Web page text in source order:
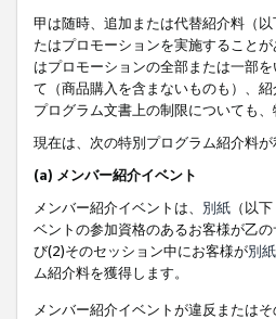
甲は随時、追加または代替紹介料（以
たはプロモーションを実施すること
はプロモーションの全部または一部
て（商品購入を含まないものも）、
プログラム文書上の制限についても
現在は、次の特別プログラム紹介料が
(a) メンバー紹介イベント
メンバー紹介イベントは、 別紙 （以
ベントの参加資格のあるお客様が乙
び(2)そのセッション中にお客様が別紙
ム紹介料を獲得します。
メンバー紹介イベントが違反または